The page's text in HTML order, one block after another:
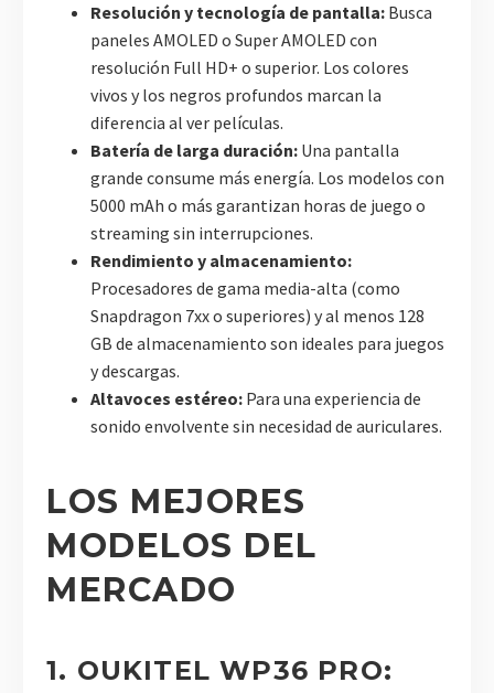
Resolución y tecnología de pantalla: Busca
paneles AMOLED o Super AMOLED con
resolución Full HD+ o superior. Los colores
vivos y los negros profundos marcan la
diferencia al ver películas.
Batería de larga duración: Una pantalla
grande consume más energía. Los modelos con
5000 mAh o más garantizan horas de juego o
streaming sin interrupciones.
Rendimiento y almacenamiento:
Procesadores de gama media-alta (como
Snapdragon 7xx o superiores) y al menos 128
GB de almacenamiento son ideales para juegos
y descargas.
Altavoces estéreo: Para una experiencia de
sonido envolvente sin necesidad de auriculares.
LOS MEJORES
MODELOS DEL
MERCADO
1. OUKITEL WP36 PRO: